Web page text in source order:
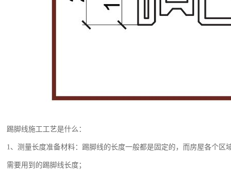
踢脚线施工工艺是什么：
1、测量长度准备材料：踢脚线的长度一般都是固定的，而房屋各个
需要用到的踢脚线长度；